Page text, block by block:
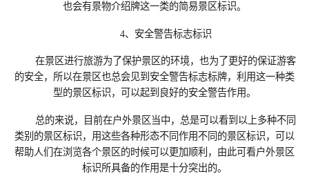
也会有景物介绍牌这一类的简易景区标识。
4、安全警告标志标识
在景区进行旅游为了保护景区的环境，也为了更好的保证游客
的安全，所以在景区也总会见到安全警告标志标牌，利用这一种类
型的景区标识，可以起到良好的安全警告作用。
总的来说，目前在户外景区当中，总是可以看到以上多种不同
类别的景区标识‍，用这些各种形态不同作用不同的景区标识，可以
帮助人们在浏览各个景区的时候可以更加顺利，由此可看户外景区
标识所具备的作用是十分突出的。